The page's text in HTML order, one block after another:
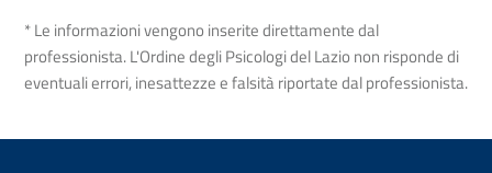
* Le informazioni vengono inserite direttamente dal
professionista. L'Ordine degli Psicologi del Lazio non risponde di
eventuali errori, inesattezze e falsità riportate dal professionista.